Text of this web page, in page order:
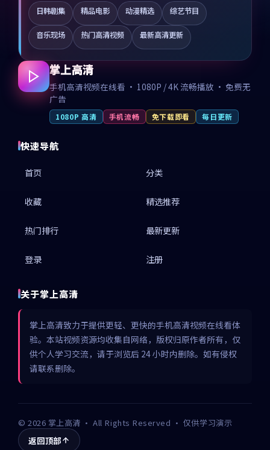
日韩剧集 精品电影 动漫精选 综艺节目
音乐现场 热门高清视频 最新高清更新
掌上高清
手机高清视频在线看 · 1080P / 4K 流畅播放 · 免费无
广告
1080P 高清 手机流畅 免下载即看 每日更新
快速导航
首页 分类
收藏 精选推荐
热门排行 最新更新
登录 注册
关于掌上高清
掌上高清致力于提供更轻、更快的手机高清视频在线看体
验。本站视频资源均收集自网络，版权归原作者所有，仅
供个人学习交流，请于浏览后 24 小时内删除。如有侵权
请联系删除。
©2026 掌上高清 · All Rights Reserved · 仅供学习演示
返回顶部